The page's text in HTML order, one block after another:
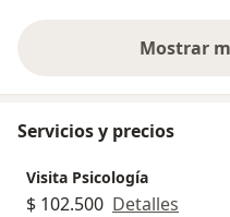
Servicios y precios
Visita Psicología
$ 102.500 Detalles